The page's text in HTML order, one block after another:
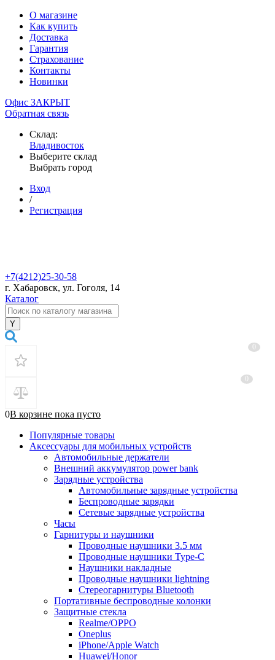
О магазине
Как купить
Доставка
Гарантия
Страхование
Контакты
Новинки
Офис ЗАКРЫТ
Обратная связь
Склад:
Владивосток
Выберите склад
Выбрать город
Вход
/
Регистрация
+7(4212)25-30-58
г. Хабаровск, ул. Гоголя, 14
Каталог
0В корзине пока пусто
Популярные товары
Аксессуары для мобильных устройств
Автомобильные держатели
Внешний аккумулятор power bank
Зарядные устройства
Автомобильные зарядные устройства
Беспроводные зарядки
Сетевые зарядные устройства
Часы
Гарнитуры и наушники
Проводные наушники 3.5 мм
Проводные наушники Type-C
Наушники накладные
Проводные наушники lightning
Стереогарнитуры Bluetooth
Портативные беспроводные колонки
Защитные стекла
Realme/OPPO
Oneplus
iPhone/Apple Watch
Huawei/Honor